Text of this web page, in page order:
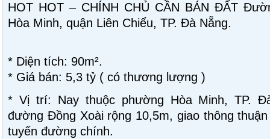
HOT HOT – CHÍNH CHỦ CẦN BÁN ĐẤT
Hòa Minh, quận Liên Chiểu, TP. Đà Nẵng.
* Diện tích: 90m².
* Giá bán: 5,3 tỷ ( có thương lượng )
* Vị trí: Nay thuộc phường Hòa Minh, TP.
đường Đồng Xoài rộng 10,5m, giao thông
tuyến đường chính.